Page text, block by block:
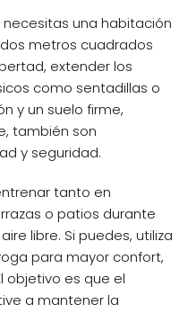
una habitación
metros cuadrados
extender los
como sentadillas o
y un suelo firme,
también son
y seguridad.
tanto en
o patios durante
libre. Si puedes, utiliza
para mayor confort,
objetivo es que el
a mantener la